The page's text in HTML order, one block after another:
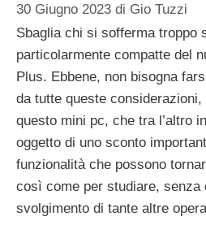
30 Giugno 2023 di Gio Tuzzi
Sbaglia chi si sofferma troppo
particolarmente compatte del
Plus. Ebbene, non bisogna
da tutte queste
questo mini pc, che tra l’altro
oggetto di uno sconto
funzionalità che possono
così come per studiare, senza
svolgimento di tante altre